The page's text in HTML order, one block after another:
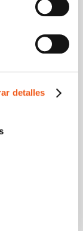
detalles